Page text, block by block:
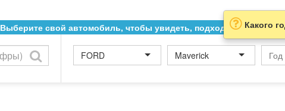
Выберите свой автомобиль, чтобы увидеть, подходит ли товар к
FORD Maverick
Какого